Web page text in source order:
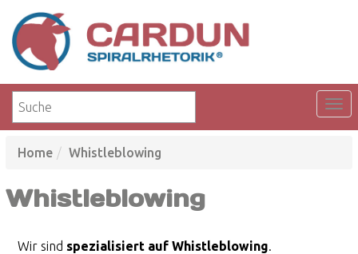
Home Whistleblowing
Whistleblowing
Wir sind spezialisiert auf Whistleblowing.